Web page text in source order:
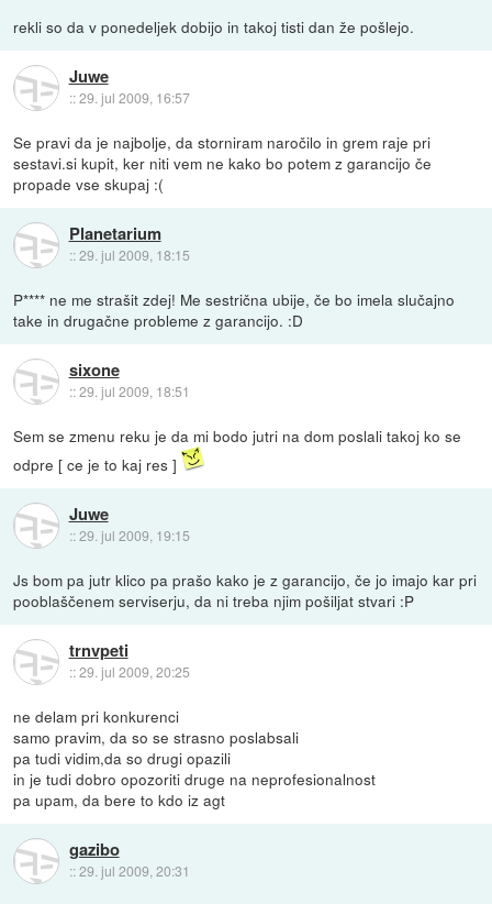
rekli so da v ponedeljek dobijo in takoj tisti dan že pošlejo.
Juwe
::29. jul 2009, 16:57
Se pravi da je najbolje, da storniram naročilo in grem raje pri
sestavi.si kupit, ker niti vem ne kako bo potem z garancijo če
propade vse skupaj :(
Planetarium
::29. jul 2009, 18:15
P**** ne me strašit zdej! Me sestrična ubije, če bo imela slučajno
take in drugačne probleme z garancijo. :D
sixone
::29. jul 2009, 18:51
Sem se zmenu reku je da mi bodo jutri na dom poslali takoj ko se
odpre [ ce je to kaj res ]
Juwe
::29. jul 2009, 19:15
Js bom pa jutr klico pa prašo kako je z garancijo, če jo imajo kar pri
pooblaščenem serviserju, da ni treba njim pošiljat stvari :P
trnvpeti
::29. jul 2009, 20:25
ne delam pri konkurenci
samo pravim, da so se strasno poslabsali
pa tudi vidim,da so drugi opazili
in je tudi dobro opozoriti druge na neprofesionalnost
pa upam, da bere to kdo iz agt
gazibo
::29. jul 2009, 20:31